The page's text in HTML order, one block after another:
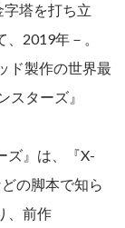
塔を打ち立
2019年－。
ド製作の世界最
スターズ』
ズ』は、『X-
の脚本で知ら
、前作